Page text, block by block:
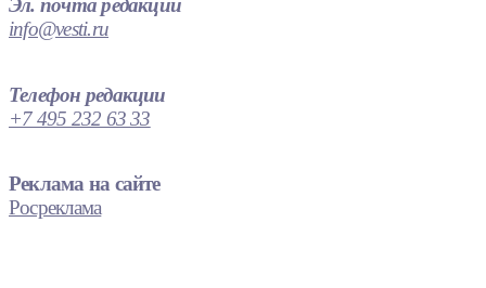
Эл. почта редакции
info@vesti.ru
Телефон редакции
+7 495 232 63 33
Реклама на сайте
Росреклама